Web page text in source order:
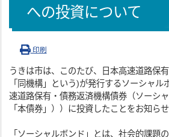
への投資について
印刷
うきは市は、このたび、日本高速道路保有
「同機構」という)が発行するソーシャ
速道路保有・債務返済機構債券（ソーシ
「本債券」））に投資したことをお知らせ
「ソーシャルボンド」とは、社会的課題